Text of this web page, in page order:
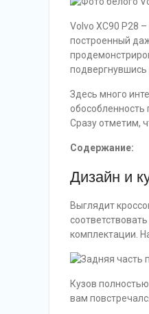
Volvo XC90 P28
построенный
подвергнувшись
Здесь много
Сразу отметим,
Содержание:
Дизайн и
Выглядит
комплектации.
Кузов
вам